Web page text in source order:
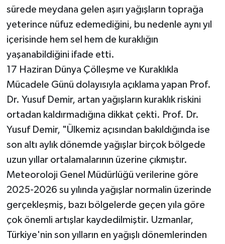
sürede meydana gelen aşırı yağışların toprağa
yeterince nüfuz edemediğini, bu nedenle aynı yıl
içerisinde hem sel hem de kuraklığın
yaşanabildiğini ifade etti.
17 Haziran Dünya Çölleşme ve Kuraklıkla
Mücadele Günü dolayısıyla açıklama yapan Prof.
Dr. Yusuf Demir, artan yağışların kuraklık riskini
ortadan kaldırmadığına dikkat çekti. Prof. Dr.
Yusuf Demir, "Ülkemiz açısından bakıldığında ise
son altı aylık dönemde yağışlar birçok bölgede
uzun yıllar ortalamalarının üzerine çıkmıştır.
Meteoroloji Genel Müdürlüğü verilerine göre
2025-2026 su yılında yağışlar normalin üzerinde
gerçekleşmiş, bazı bölgelerde geçen yıla göre
çok önemli artışlar kaydedilmiştir. Uzmanlar,
Türkiye'nin son yılların en yağışlı dönemlerinden